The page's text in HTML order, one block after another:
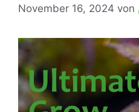
November 16, 2024 von